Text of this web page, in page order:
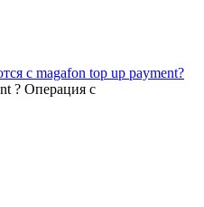
с magafon top up payment?
? Операция с